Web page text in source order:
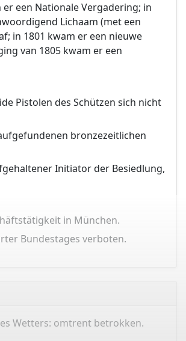
een Nationale Vergadering; in
Lichaam (met een
in 1801 kwam er een nieuwe
van 1805 kwam er een
Pistolen des Schützen sich nicht
bronzezeitlichen
Initiator der Besiedlung,
in München.
Bundestages verboten.
Wetters: omtrent betrokken.